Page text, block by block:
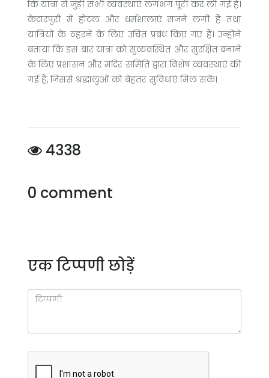
कि यात्रा से जुड़ी सभी व्यवस्थाएं लगभग पूरी कर ली गई हैं।
केदारपुरी में होटल और धर्मशालाएं सजने लगी हैं तथा
यात्रियों के ठहरने के लिए उचित प्रबंध किए गए हैं। उन्होंने
बताया कि इस बार यात्रा को सुव्यवस्थित और सुरक्षित बनाने
के लिए प्रशासन और मंदिर समिति द्वारा विशेष व्यवस्थाएं की
गई हैं, जिससे श्रद्धालुओं को बेहतर सुविधाएं मिल सकें।
4338
0 comment
एक टिप्पणी छोड़ें